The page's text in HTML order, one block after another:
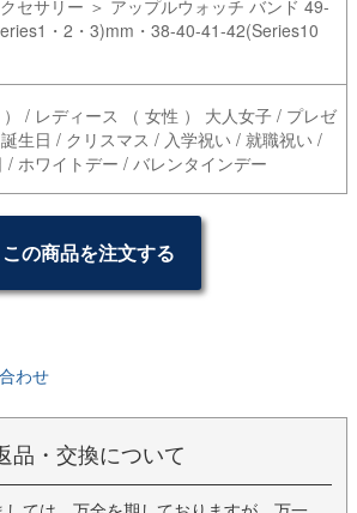
セサリー ＞ アップルウォッチ バンド 49-
・2・3)mm・38-40-41-42(Series10
/ レディース （ 女性 ） 大人女子 / プレゼ
生日 / クリスマス / 入学祝い / 就職祝い /
/ ホワイトデー / バレンタインデー
この商品を注文する
わせ
品・交換について